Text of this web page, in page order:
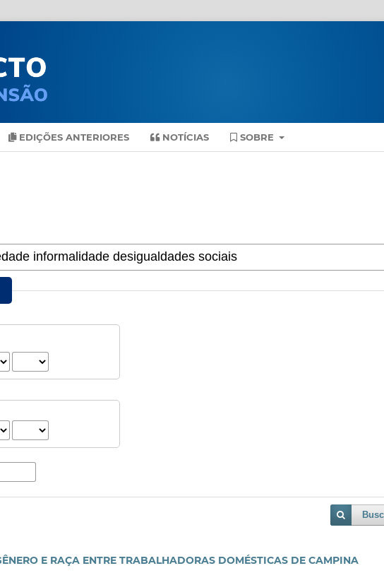
EDIÇÕES ANTERIORES NOTÍCIAS SOBRE
E RAÇA ENTRE TRABALHADORAS DOMÉSTICAS DE CAMPINA